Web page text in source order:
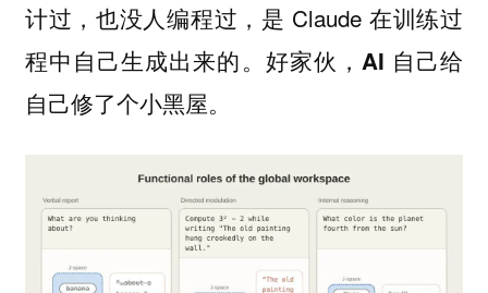
计过，也没人编程过，是 Claude 在训练过
程中自己生成出来的。 好家伙，AI 自己给
自己修了个小黑屋。